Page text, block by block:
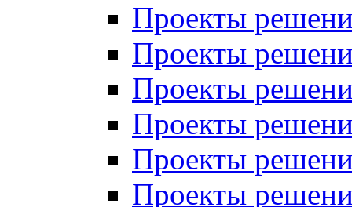
Проекты
Проекты
Проекты
Проекты
Проекты
Проекты